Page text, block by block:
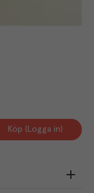
Köp (Logga in)